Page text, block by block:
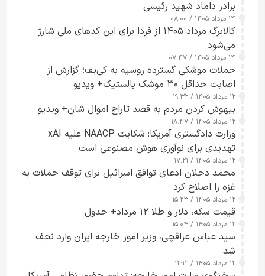
برادر داماد شهید رئیسی
۱۴ مرداد ۱۴۰۵ / ۰۸:۰۰
کالابرگ مرداد ۱۴۰۵ از فردا برای این کدهای ملی شارژ
می‌شود
۱۴ مرداد ۱۴۰۵ / ۰۷:۴۷
حملات موشکی گسترده روسیه به کی‌یف؛ گزارش از
اصابت حداقل ۳۰ موشک بالستیک+ ویدیو
۱۲ مرداد ۱۴۰۵ / ۱۹:۳۲
بیهوش کردن مردم به قصد تاراج اموال شان+ ویدیو
۱۲ مرداد ۱۴۰۵ / ۱۸:۴۷
وزارت دادگستری آمریکا: شکایت NAACP علیه xAI
تهدیدی برای نوآوری هوش مصنوعی است
۱۲ مرداد ۱۴۰۵ / ۱۷:۲۱
محمد دحلان ادعای توافق اسرائیل برای توقف حملات به
غزه را اصلاح کرد
۱۲ مرداد ۱۴۰۵ / ۱۵:۲۳
قیمت سکه، دلار و طلا ۱۲ مرداد+ جدول
۱۲ مرداد ۱۴۰۵ / ۱۵:۰۴
سید عباس عراقچی، وزیر امور خارجه ایران وارد نجف
شد
۱۲ مرداد ۱۴۰۵ / ۱۲:۱۲